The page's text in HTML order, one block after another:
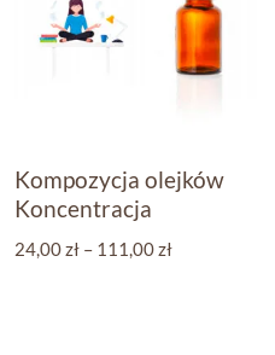
Kompozycja olejków
Koncentracja
24,00zł – 111,00zł